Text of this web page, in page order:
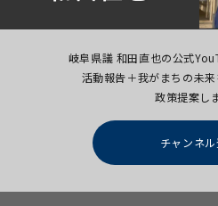
岐阜県議 和田直也の公式
活動報告＋我がまちの未
政策提案し
チャンネ